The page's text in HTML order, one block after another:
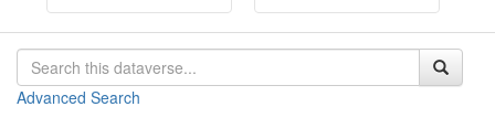
Depositors interested in deposit of their data into the LiDA
Lietuvos humanitarinių ir socialinių mokslų duomenų
Advanced Search